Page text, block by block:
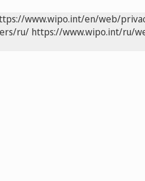
www.wipo.int/en/web/
ru/ https://www.wipo.int/ru/